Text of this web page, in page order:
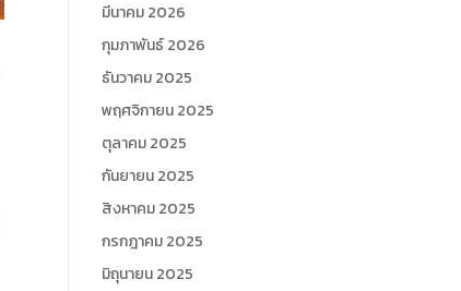
มีนาคม 2026
กุมภาพันธ์ 2026
ธันวาคม 2025
พฤศจิกายน 2025
ตุลาคม 2025
กันยายน 2025
สิงหาคม 2025
กรกฎาคม 2025
มิถุนายน 2025